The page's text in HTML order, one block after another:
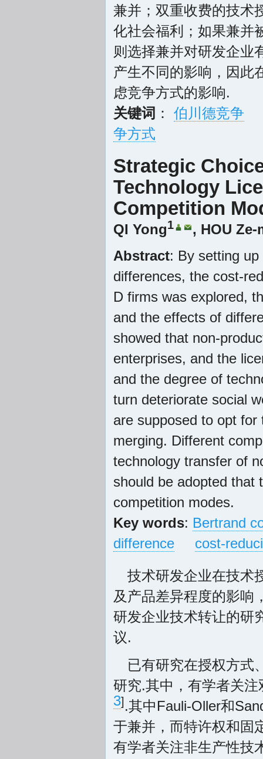
兼并；双重收费的技术
化社会福利；如果兼并
则选择兼并对研发企业
产生不同的影响，因此
虑竞争方式的影响.
关键词 ： 伯川德竞争
争方式
Strategic
Technology
Competition
QI Yong1 , HOU Ze-
Abstract: By setting
differences, the cost-
D firms was explored,
and the effects of
showed that non-
enterprises, and the
and the degree of
turn deteriorate social
are supposed to opt
merging. Different
technology transfer of
should be adopted that
competition modes.
Key words: Bertrand
difference
cost-
技术研发企业在技术
及产品差异程度的影响
研发企业技术转让的研
议.
已有研究在授权方式
研究.其中，有学者关
3] .其中Fauli-Oller和
于兼并，而特许权和固
有学者关注非生产性技